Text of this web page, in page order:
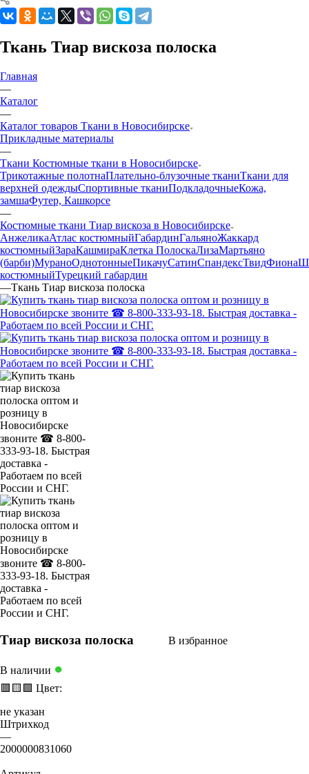
Ткань Тиар вискоза полоска
Главная
—
Каталог
—
Каталог товаров Ткани в Новосибирске
Прикладные материалы
—
Ткани Костюмные ткани в Новосибирске
Трикотажные полотнаПлательно-блузочные тканиТкани для
верхней одеждыСпортивные тканиПодкладочныеКожа,
замшаФутер, Кашкорсе
—
Костюмные ткани Тиар вискоза в Новосибирске
АнжеликаАтлас костюмныйГабардинГальяноЖаккард
костюмныйЗараКашмираКлетка ПолоскаЛизаМартьяно
(барби)МураноОднотонныеПикачуСатинСпандексТвидФиона
костюмныйТурецкий габардин
—Ткань Тиар вискоза полоска
Тиар вискоза полоска В избранное
В наличии ●
🟥 🟨 🟩 Цвет:
не указан
Штрихкод
—
2000000831060